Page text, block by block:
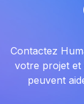
Contactez
votre projet et
peuvent